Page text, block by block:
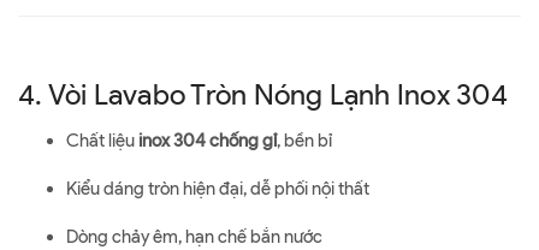
4. Vòi Lavabo Tròn Nóng Lạnh Inox 304
Chất liệuinox 304 chống gỉ, bền bỉ
Kiểu dáng tròn hiện đại, dễ phối nội thất
Dòng chảy êm, hạn chế bắn nước